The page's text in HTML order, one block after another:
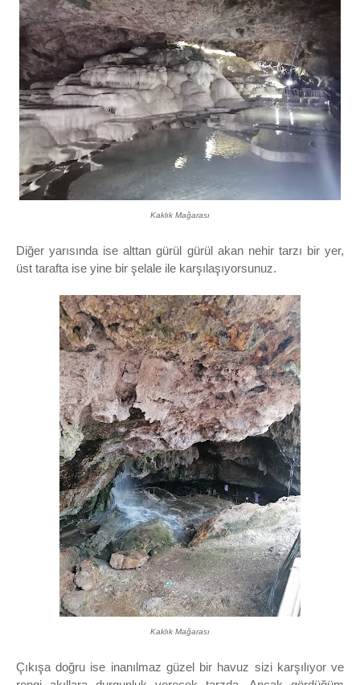
Kaklık Mağarası
Diğer yarısında ise alttan gürül gürül akan nehir tarzı bir yer,
üst tarafta ise yine bir şelale ile karşılaşıyorsunuz.
Kaklık Mağarası
Çıkışa doğru ise inanılmaz güzel bir havuz sizi karşılıyor ve